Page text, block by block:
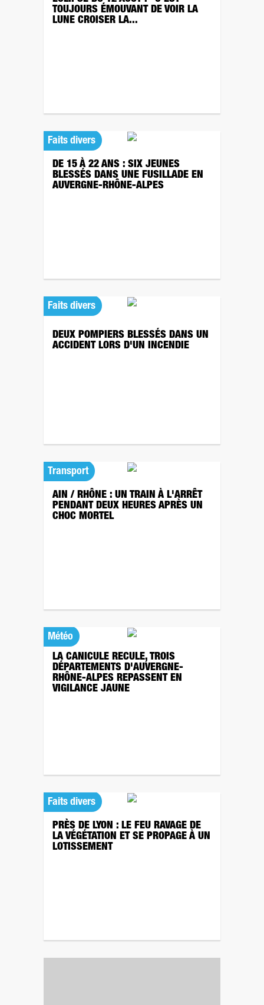
TOUJOURS ÉMOUVANT DE VOIR LA
LUNE CROISER LA...
Faits divers
DE 15 À 22 ANS : SIX JEUNES
BLESSÉS DANS UNE FUSILLADE EN
AUVERGNE-RHÔNE-ALPES
Faits divers
DEUX POMPIERS BLESSÉS DANS UN
ACCIDENT LORS D'UN INCENDIE
Transport
AIN / RHÔNE : UN TRAIN À L'ARRÊT
PENDANT DEUX HEURES APRÈS UN
CHOC MORTEL
Météo
LA CANICULE RECULE, TROIS
DÉPARTEMENTS D'AUVERGNE-
RHÔNE-ALPES REPASSENT EN
VIGILANCE JAUNE
Faits divers
PRÈS DE LYON : LE FEU RAVAGE DE
LA VÉGÉTATION ET SE PROPAGE À UN
LOTISSEMENT